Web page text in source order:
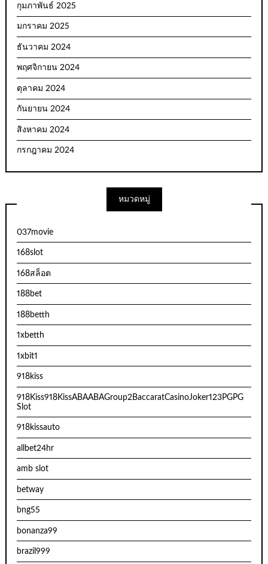
กุมภาพันธ์ 2025
มกราคม 2025
ธันวาคม 2024
พฤศจิกายน 2024
ตุลาคม 2024
กันยายน 2024
สิงหาคม 2024
กรกฎาคม 2024
หมวดหมู่
037movie
168slot
168สล็อต
188bet
188betth
1xbetth
1xbit1
918kiss
918Kiss918KissABAABAGroup2BaccaratCasinoJoker123PGPG
Slot
918kissauto
allbet24hr
amb slot
betway
bng55
bonanza99
brazil999